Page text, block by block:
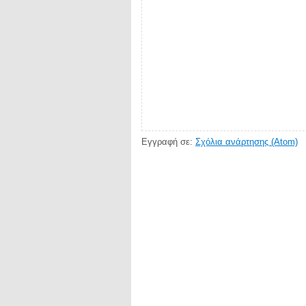
Εγγραφή σε: Σχόλια ανάρτησης (Atom)